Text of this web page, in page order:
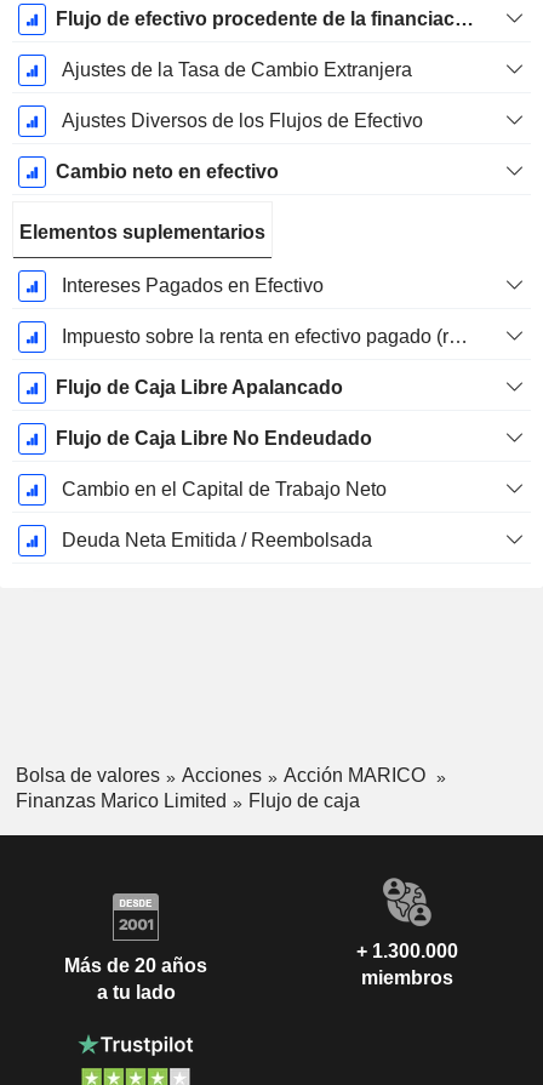
Flujo de efectivo procedente de la financiación
Ajustes de la Tasa de Cambio Extranjera
Ajustes Diversos de los Flujos de Efectivo
Cambio neto en efectivo
Elementos suplementarios
Intereses Pagados en Efectivo
Impuesto sobre la renta en efectivo pagado (reembolso)
Flujo de Caja Libre Apalancado
Flujo de Caja Libre No Endeudado
Cambio en el Capital de Trabajo Neto
Deuda Neta Emitida / Reembolsada
Bolsa de valores Acciones
Acción MARICO
Finanzas Marico Limited
Flujo de caja
Más de 20 años
a tu lado
+ 1.300.000
miembros